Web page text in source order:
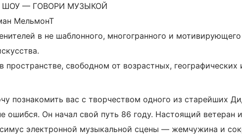
ШОУ — ГОВОРИ МУЗЫКОЙ
МельмонТ
в не шаблонного, многогранного и
пространстве, свободном от возрастных, географических
познакомить вас с творчеством одного из старейших
ошибся. Он начал свой путь 86 году. Настоящий ветеран и
электронной музыкальной сцены — жемчужина и